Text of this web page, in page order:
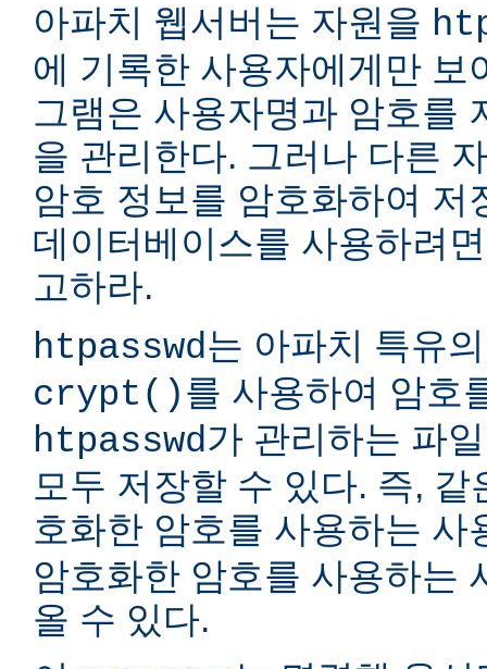
아파치 웹서버는 자원을
에 기록한 사용자에게만 보
그램은 사용자명과 암호를
을 관리한다. 그러나 다른
암호 정보를 암호화하여 저
데이터베이스를 사용하려
고하라.
htpasswd는 아파치 특유
crypt()를 사용하여 암호
htpasswd가 관리하는 파
모두 저장할 수 있다. 즉,
호화한 암호를 사용하는
암호화한 암호를 사용하는
올 수 있다.